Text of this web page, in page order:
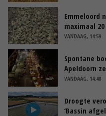
Emmeloord
maximaal
VANDAAG, 14:59
Spontane
Apeldoorn
VANDAAG, 14:48
Droogte
‘Bassin